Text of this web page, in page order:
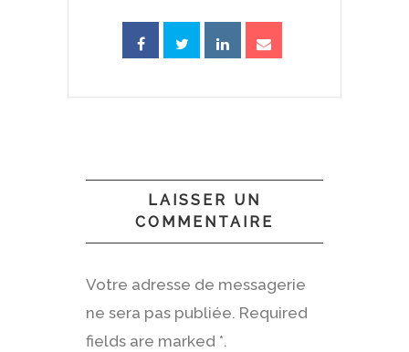
LAISSER UN
COMMENTAIRE
Votre adresse de messagerie
ne sera pas publiée. Required
fields are marked *.